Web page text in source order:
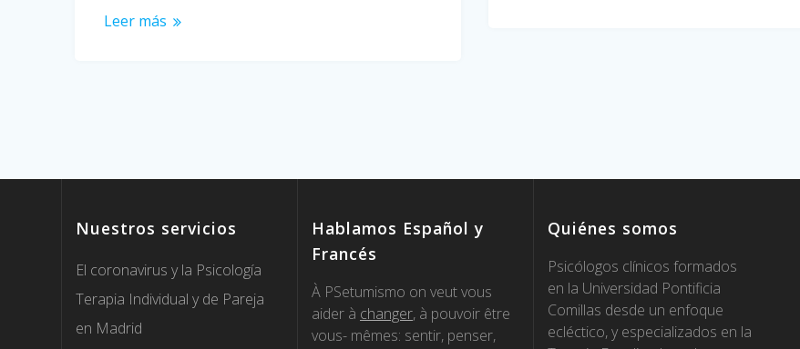
Leer más
Nuestros servicios
El coronavirus y la Psicología
Terapia Individual y de Pareja
en Madrid
Hablamos Español y
Francés
À PSetumismo on veut vous
aider à changer, à pouvoir être
vous- mêmes: sentir, penser,
Quiénes somos
Psicólogos clínicos formados
en la Universidad Pontificia
Comillas desde un enfoque
ecléctico, y especializados en la